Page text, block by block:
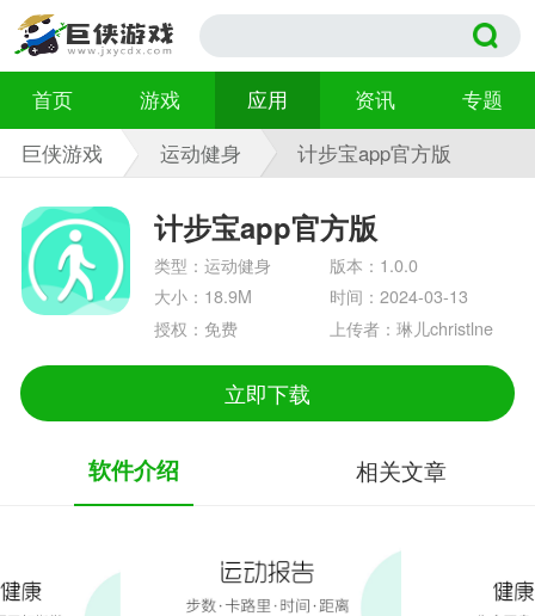
首页 游戏 应用 资讯
专题
巨侠游戏
运动健身
计步宝app官方版
计步宝app官方版
类型：运动健身
版本：1.0.0
大小：18.9M
时间：2024-03-13
授权：免费
上传者：琳儿christlne
立即下载
软件介绍 相关文章